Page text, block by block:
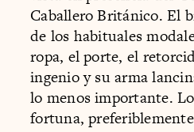
Caballero Británico. El
de los habituales
ropa, el porte, el
ingenio y su arma
lo menos importante.
fortuna,